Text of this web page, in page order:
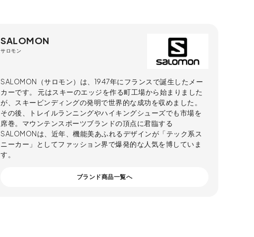
SALOMON
サロモン
SALOMON（サロモン）は、1947年にフランスで誕生したメー
カーです。 元はスキーのエッジを作る町工場から始まりました
が、スキービンディングの発明で世界的な成功を収めました。
その後、トレイルランニングやハイキングシューズでも市場を
席巻。マウンテンスポーツブランドの頂点に君臨する
SALOMONは、近年、機能美あふれるデザインが「テック系ス
ニーカー」としてファッション界で爆発的な人気を博していま
す。
ブランド商品一覧へ